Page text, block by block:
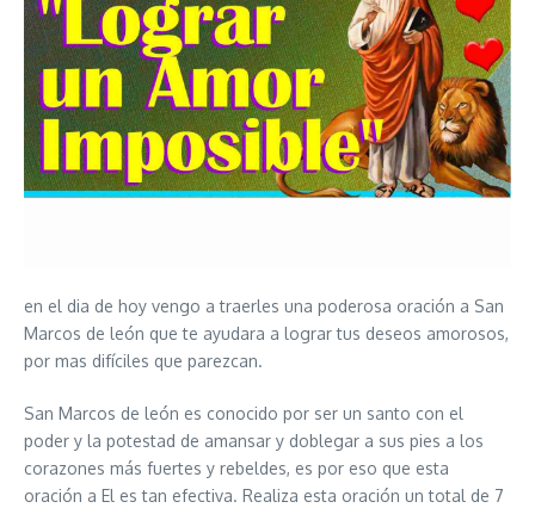
en el dia de hoy vengo a traerles una poderosa oración a San
Marcos de león que te ayudara a lograr tus deseos amorosos,
por mas difíciles que parezcan.
San Marcos de león es conocido por ser un santo con el
poder y la potestad de amansar y doblegar a sus pies a los
corazones más fuertes y rebeldes, es por eso que esta
oración a El es tan efectiva. Realiza esta oración un total de 7